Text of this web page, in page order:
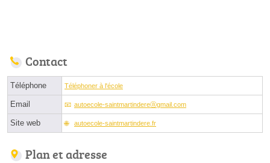
Contact
Téléphone Téléphoner à l'école
Email autoecole-saintmartindereⓐgmail.com
Site web autoecole-saintmartindere.fr
Plan et adresse